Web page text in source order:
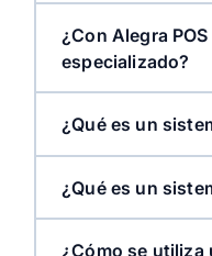
¿Con Alegra
especializado?
¿Qué es un
¿Qué es un
¿Cómo se utiliza